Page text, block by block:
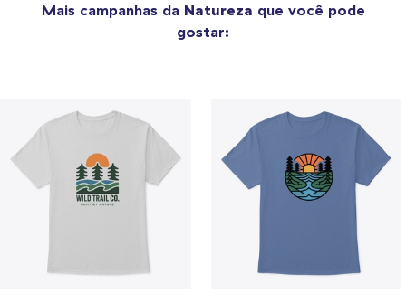
Mais campanhas da Natureza que você pode
gostar: